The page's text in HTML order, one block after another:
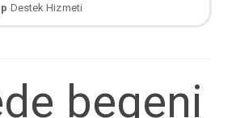
Destek Hizmeti
begeni